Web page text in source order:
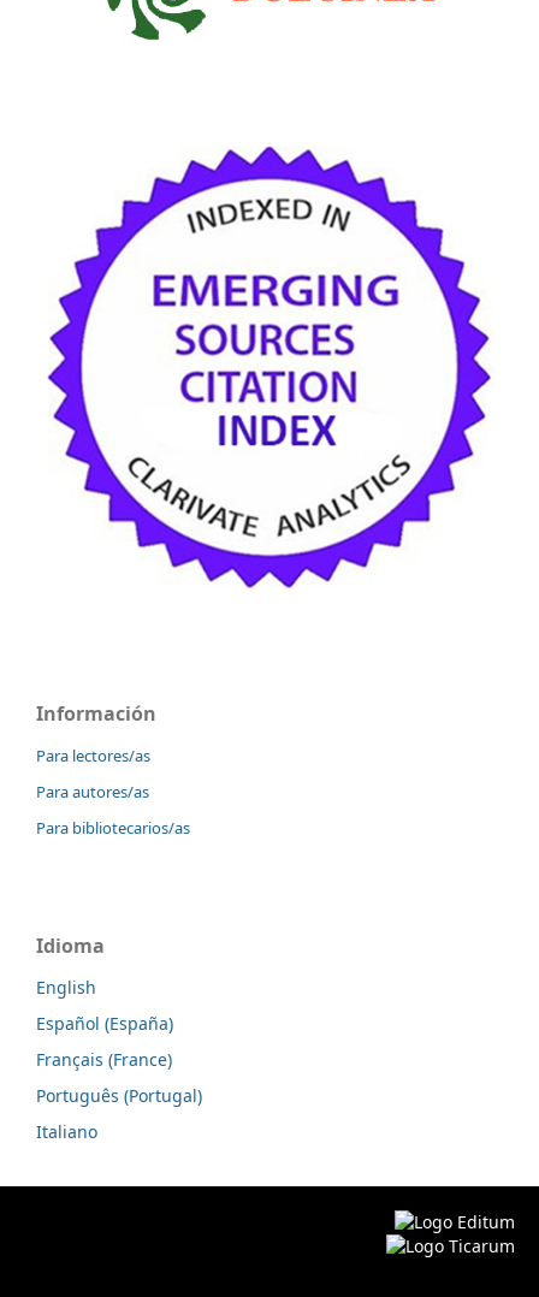
Información
Para lectores/as
Para autores/as
Para bibliotecarios/as
Idioma
English
Español (España)
Français (France)
Português (Portugal)
Italiano